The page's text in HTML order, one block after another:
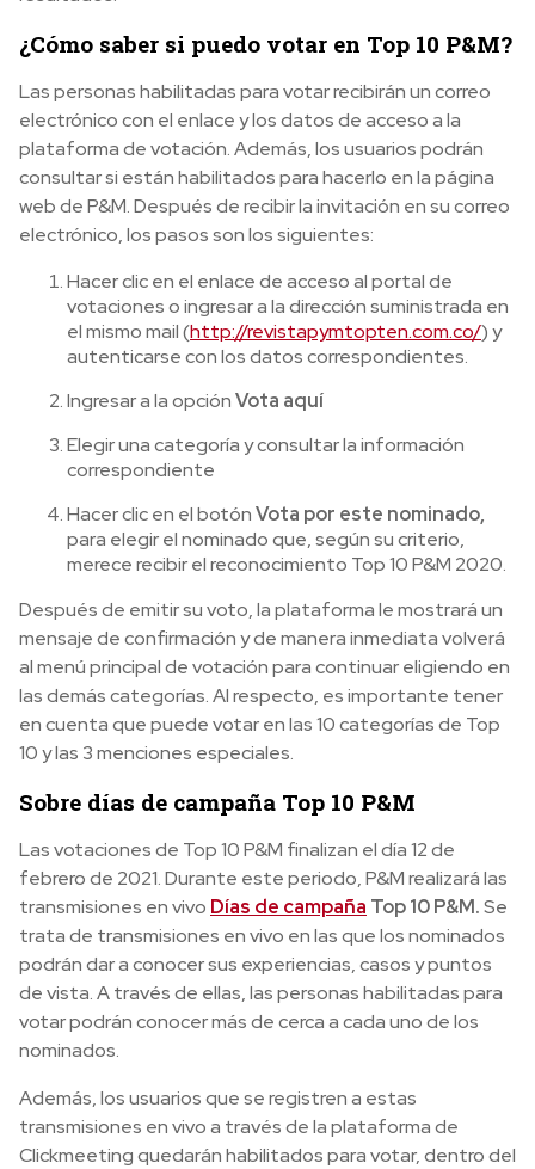
¿Cómo saber si puedo votar en Top 10 P&M?
Las personas habilitadas para votar recibirán un correo
electrónico con el enlace y los datos de acceso a la
plataforma de votación. Además, los usuarios podrán
consultar si están habilitados para hacerlo en la página
web de P&M. Después de recibir la invitación en su correo
electrónico, los pasos son los siguientes:
Hacer clic en el enlace de acceso al portal de
votaciones o ingresar a la dirección suministrada en
el mismo mail (http://revistapymtopten.com.co/) y
autenticarse con los datos correspondientes.
Ingresar a la opciónVota aquí
Elegir una categoría y consultar la información
correspondiente
Hacer clic en el botónVota por este nominado,
para elegir el nominado que, según su criterio,
merece recibir el reconocimiento Top 10 P&M 2020.
Después de emitir su voto, la plataforma le mostrará un
mensaje de confirmación y de manera inmediata volverá
al menú principal de votación para continuar eligiendo en
las demás categorías. Al respecto, es importante tener
en cuenta que puede votar en las 10 categorías de Top
10 y las 3 menciones especiales.
Sobre días de campaña Top 10 P&M
Las votaciones de Top 10 P&M finalizan el día 12 de
febrero de 2021. Durante este periodo, P&M realizará las
transmisiones en vivo Días de campaña Top 10 P&M.Se
trata de transmisiones en vivo en las que los nominados
podrán dar a conocer sus experiencias, casos y puntos
de vista. A través de ellas, las personas habilitadas para
votar podrán conocer más de cerca a cada uno de los
nominados.
Además, los usuarios que se registren a estas
transmisiones en vivo a través de la plataforma de
Clickmeeting quedarán habilitados para votar, dentro del